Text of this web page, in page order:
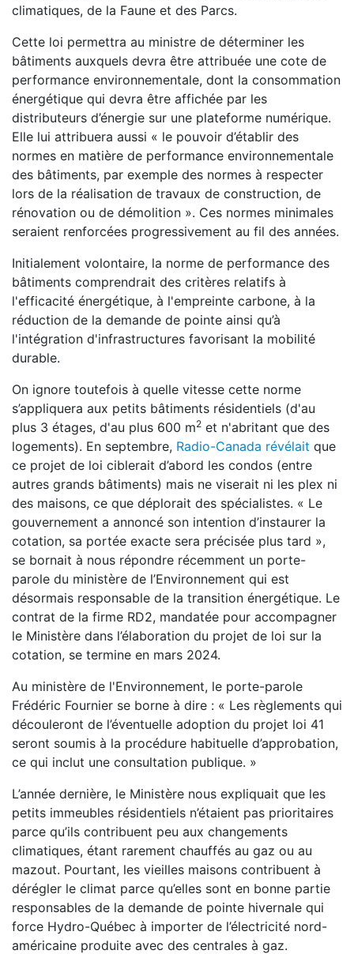
climatiques, de la Faune et des Parcs.
Cette loi permettra au ministre de déterminer les
bâtiments auxquels devra être attribuée une cote de
performance environnementale, dont la consommation
énergétique qui devra être affichée par les
distributeurs d’énergie sur une plateforme numérique.
Elle lui attribuera aussi « le pouvoir d’établir des
normes en matière de performance environnementale
des bâtiments, par exemple des normes à respecter
lors de la réalisation de travaux de construction, de
rénovation ou de démolition ». Ces normes minimales
seraient renforcées progressivement au fil des années.
Initialement volontaire, la norme de performance des
bâtiments comprendrait des critères relatifs à
l'efficacité énergétique, à l'empreinte carbone, à la
réduction de la demande de pointe ainsi qu’à
l'intégration d'infrastructures favorisant la mobilité
durable.
On ignore toutefois à quelle vitesse cette norme
s’appliquera aux petits bâtiments résidentiels (d'au
plus 3 étages, d'au plus 600 m2 et n'abritant que des
logements). En septembre, Radio-Canada révélait que
ce projet de loi ciblerait d’abord les condos (entre
autres grands bâtiments) mais ne viserait ni les plex ni
des maisons, ce que déplorait des spécialistes. « Le
gouvernement a annoncé son intention d’instaurer la
cotation, sa portée exacte sera précisée plus tard »,
se bornait à nous répondre récemment un porte-
parole du ministère de l’Environnement qui est
désormais responsable de la transition énergétique. Le
contrat de la firme RD2, mandatée pour accompagner
le Ministère dans l’élaboration du projet de loi sur la
cotation, se termine en mars 2024.
Au ministère de l'Environnement, le porte-parole
Frédéric Fournier se borne à dire : « Les règlements qui
découleront de l’éventuelle adoption du projet loi 41
seront soumis à la procédure habituelle d’approbation,
ce qui inclut une consultation publique. »
L’année dernière, le Ministère nous expliquait que les
petits immeubles résidentiels n’étaient pas prioritaires
parce qu’ils contribuent peu aux changements
climatiques, étant rarement chauffés au gaz ou au
mazout. Pourtant, les vieilles maisons contribuent à
dérégler le climat parce qu’elles sont en bonne partie
responsables de la demande de pointe hivernale qui
force Hydro-Québec à importer de l’électricité nord-
américaine produite avec des centrales à gaz.